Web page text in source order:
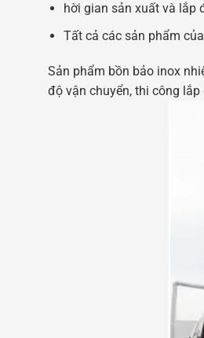
hời gian sản xuất và lắp
Tất cả các sản phẩm
Sản phẩm bồn bảo inox
độ vận chuyển, thi công